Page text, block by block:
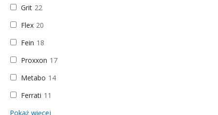
Grit 22
Flex 20
Fein 18
Proxxon 17
Metabo 14
Ferrati 11
Pokaż więcej